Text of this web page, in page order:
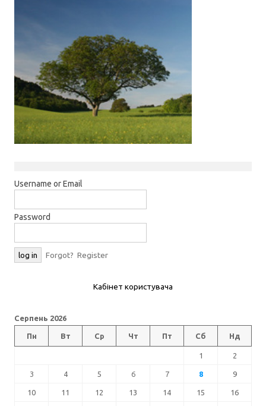
Username or Email
Password
Forgot? Register
Кабінет користувача
Серпень 2026
Пн Вт Ср Чт Пт Сб Нд
1 2
3 4 5 6 7 8 9
10 11 12 13 14 15 16